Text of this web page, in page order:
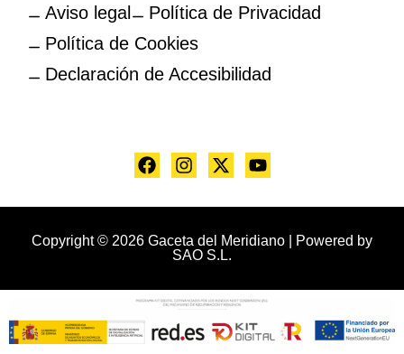
Aviso legal
Política de Privacidad
Política de Cookies
Declaración de Accesibilidad
Copyright © 2026 Gaceta del Meridiano | Powered by
SAO S.L.